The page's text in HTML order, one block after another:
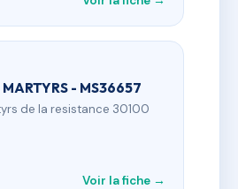
MARTYRS - MS36657
de la resistance 30100
Voir la fiche →